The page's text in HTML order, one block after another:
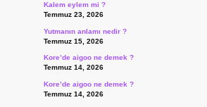
Kalem eylem mi ?
Temmuz 23, 2026
Yutmanın anlamı nedir ?
Temmuz 15, 2026
Kore’de aigoo ne demek ?
Temmuz 14, 2026
Kore’de aigoo ne demek ?
Temmuz 14, 2026